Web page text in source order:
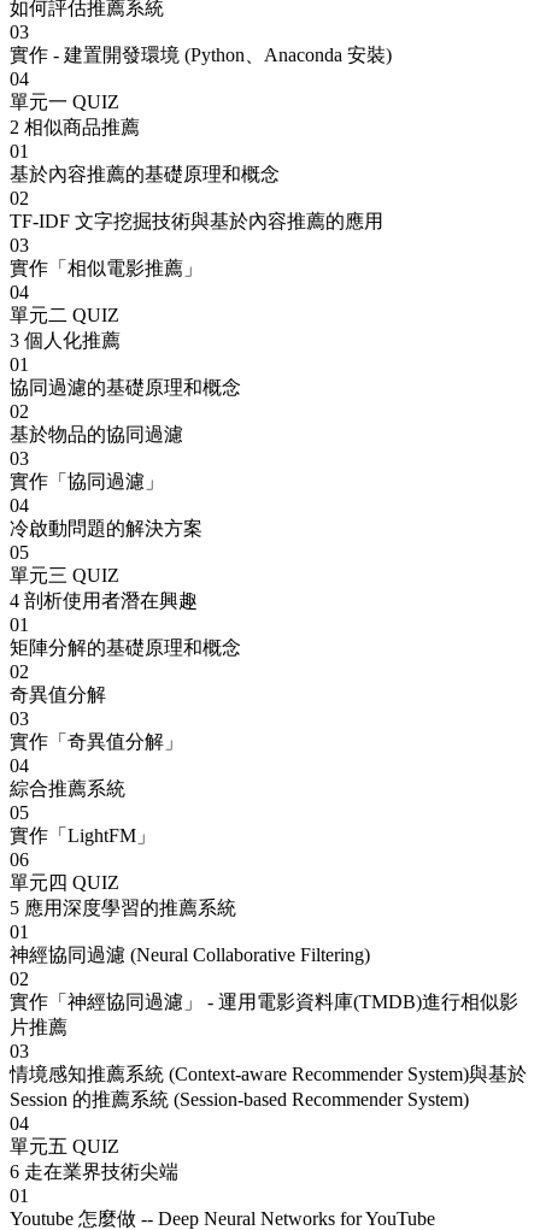
如何評估推薦系統
03
實作 - 建置開發環境 (Python、Anaconda 安裝)
04
單元一 QUIZ
2 相似商品推薦
01
基於內容推薦的基礎原理和概念
02
TF-IDF 文字挖掘技術與基於內容推薦的應用
03
實作「相似電影推薦」
04
單元二 QUIZ
3 個人化推薦
01
協同過濾的基礎原理和概念
02
基於物品的協同過濾
03
實作「協同過濾」
04
冷啟動問題的解決方案
05
單元三 QUIZ
4 剖析使用者潛在興趣
01
矩陣分解的基礎原理和概念
02
奇異值分解
03
實作「奇異值分解」
04
綜合推薦系統
05
實作「LightFM」
06
單元四 QUIZ
5 應用深度學習的推薦系統
01
神經協同過濾 (Neural Collaborative Filtering)
02
實作「神經協同過濾」 - 運用電影資料庫(TMDB)進行相似影
片推薦
03
情境感知推薦系統 (Context-aware Recommender System)與基於
Session 的推薦系統 (Session-based Recommender System)
04
單元五 QUIZ
6 走在業界技術尖端
01
Youtube 怎麼做 -- Deep Neural Networks for YouTube